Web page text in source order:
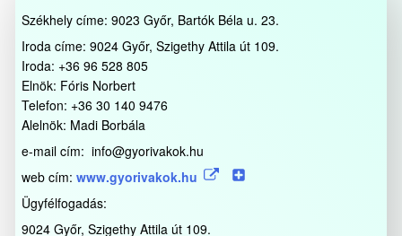
Székhely címe: 9023 Győr, Bartók Béla u. 23.
Iroda címe: 9024 Győr, Szigethy Attila út 109.
Iroda: +36 96 528 805
Elnök: Fóris Norbert
Telefon: +36 30 140 9476
Alelnök: Madi Borbála
e-mail cím: info@gyorivakok.hu
web cím: www.gyorivakok.hu
Ügyfélfogadás:
9024 Győr, Szigethy Attila út 109.